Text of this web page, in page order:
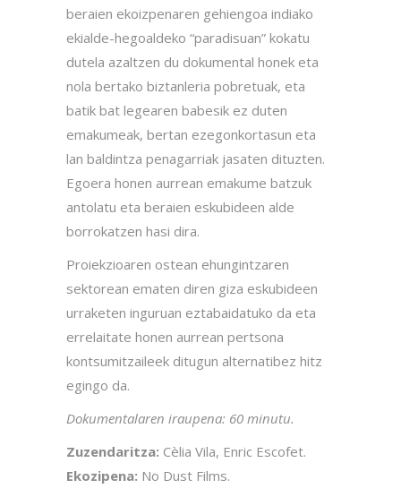
beraien ekoizpenaren gehiengoa indiako
ekialde-hegoaldeko “paradisuan” kokatu
dutela azaltzen du dokumental honek eta
nola bertako biztanleria pobretuak, eta
batik bat legearen babesik ez duten
emakumeak, bertan ezegonkortasun eta
lan baldintza penagarriak jasaten dituzten.
Egoera honen aurrean emakume batzuk
antolatu eta beraien eskubideen alde
borrokatzen hasi dira.
Proiekzioaren ostean ehungintzaren
sektorean ematen diren giza eskubideen
urraketen inguruan eztabaidatuko da eta
errelaitate honen aurrean pertsona
kontsumitzaileek ditugun alternatibez hitz
egingo da.
Dokumentalaren iraupena: 60 minutu.
Zuzendaritza: Cèlia Vila, Enric Escofet.
Ekozipena: No Dust Films.